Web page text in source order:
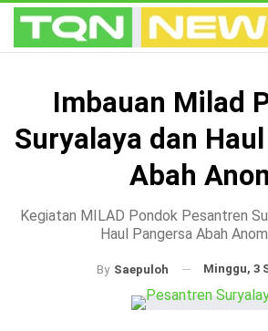
Imbauan Milad
Suryalaya dan
Abah
Kegiatan MILAD Pondok Pesantren
Haul Pangersa Abah
By Saepuloh Minggu, 3